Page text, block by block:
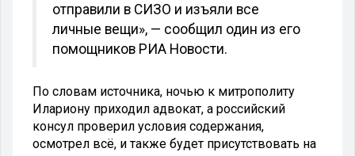
отправили в СИЗО и изъяли все
личные вещи», — сообщил один из его
помощников РИА Новости.
По словам источника, ночью к митрополиту
Илариону приходил адвокат, а российский
консул проверил условия содержания,
осмотрел всё, и также будет присутствовать на